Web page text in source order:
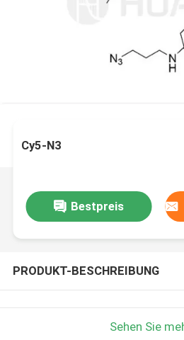
Cy5-N3
Bestpreis
PRODUKT-BESCHREIBUNG
Sehen Sie